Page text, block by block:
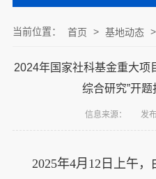
当前位置： 首页 > 基地动态 >
2024年国家社科基金重大项
综合研究”开
信息来源： 发
2025年4月12日上午